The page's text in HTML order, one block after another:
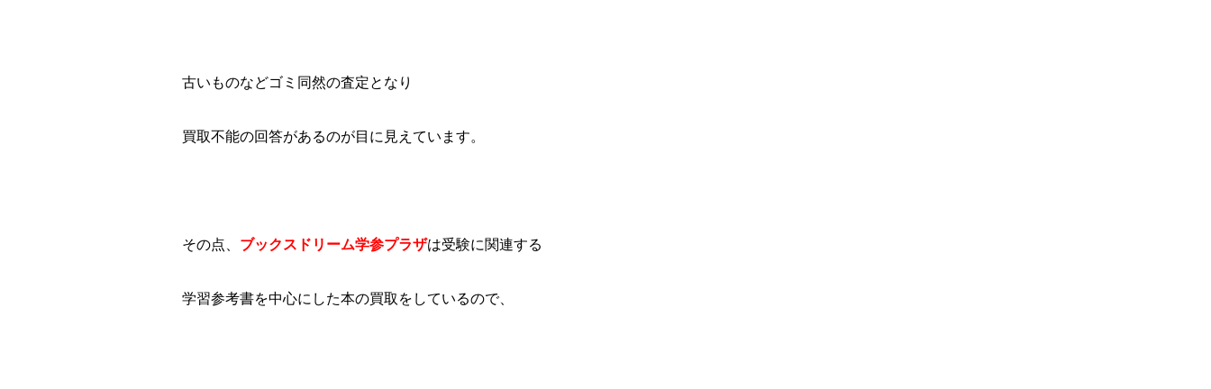
古いものなどゴミ同然の査定となり
買取不能の回答があるのが目に見えています。
その点、 ブックスドリーム学参プラザは受験に関連する
学習参考書を中心にした本の買取をしているので、